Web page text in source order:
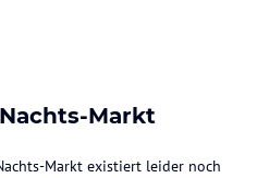
Markt
Markt existiert leider noch